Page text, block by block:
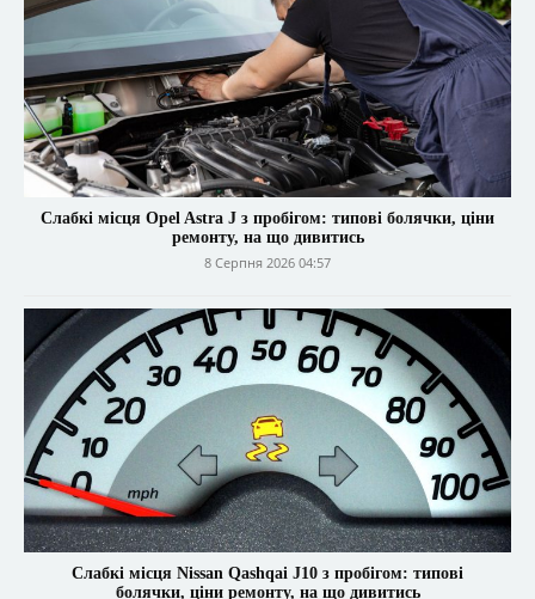
Слабкі місця Opel Astra J з пробігом: типові болячки, ціни
ремонту, на що дивитись
8 Серпня 2026 04:57
Слабкі місця Nissan Qashqai J10 з пробігом: типові
болячки, ціни ремонту, на що дивитись